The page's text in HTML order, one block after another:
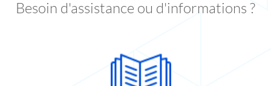
Besoin d'assistance ou d'informations ?